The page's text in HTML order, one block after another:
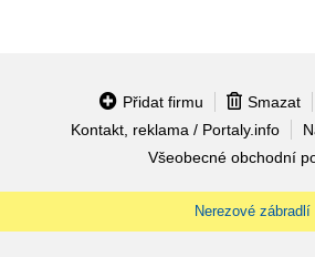
Přidat firmu Smazat
Kontakt, reklama / Portaly.info
Všeobecné obchodní
Nerezové zábradlí